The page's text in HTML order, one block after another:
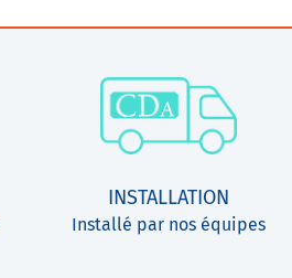
INSTALLATION
Installé par nos équipes